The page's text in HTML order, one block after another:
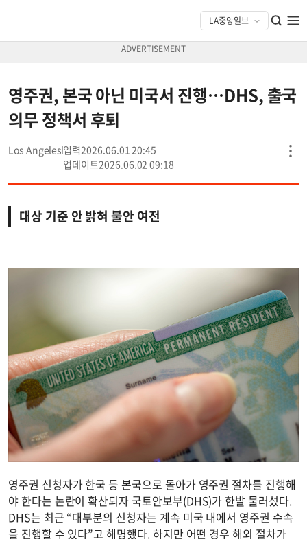
영주권, 본국 아닌 미국서 진행…DHS, 출국
의무 정책서 후퇴
Los Angeles
2026.06.01 20:45
2026.06.02 09:18
대상 기준 안 밝혀 불안 여전
영주권 신청자가 한국 등 본국으로 돌아가 영주권 절차를 진행해
야 한다는 논란이 확산되자 국토안보부(DHS)가 한발 물러섰다.
DHS는 최근 “대부분의 신청자는 계속 미국 내에서 영주권 수속
을 진행할 수 있다”고 해명했다. 하지만 어떤 경우 해외 절차가